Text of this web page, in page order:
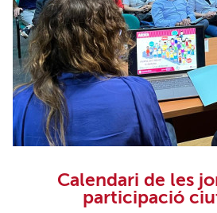
Calendari de les
participació